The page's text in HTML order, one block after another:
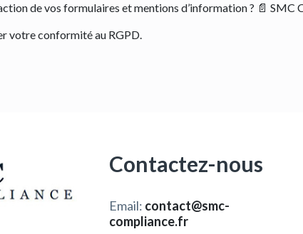
de vos formulaires et mentions d’information ? 📄 SMC
votre conformité au RGPD.
Contactez-nous
Email: contact@smc-
compliance.fr